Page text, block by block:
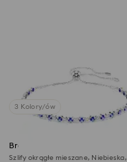
3 Kolory/ów
Bransoletka Tennis Matrix
Szlify okrągłe mieszane, Niebieska,